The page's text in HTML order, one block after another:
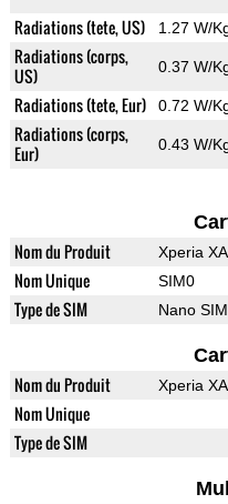
Radiations (tete, US) 1.27 W/
Radiations (corps,
US)
0.37 W/
Radiations (tete, Eur) 0.72 W/
Radiations (corps,
Eur)
0.43 W/
Nom du Produit Xperia
Nom Unique SIM0
Type de SIM Nano SIM
Nom du Produit Xperia
Nom Unique
Type de SIM